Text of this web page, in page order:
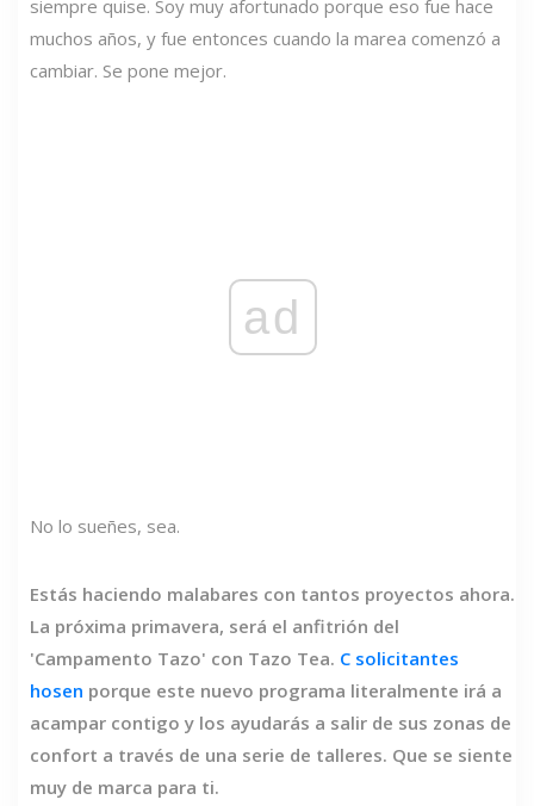
siempre quise. Soy muy afortunado porque eso fue hace
muchos años, y fue entonces cuando la marea comenzó a
cambiar. Se pone mejor.
ad
No lo sueñes, sea.
Estás haciendo malabares con tantos proyectos ahora.
La próxima primavera, será el anfitrión del
'Campamento Tazo' con Tazo Tea. C solicitantes
hosen porque este nuevo programa literalmente irá a
acampar contigo y los ayudarás a salir de sus zonas de
confort a través de una serie de talleres. Que se siente
muy de marca para ti.